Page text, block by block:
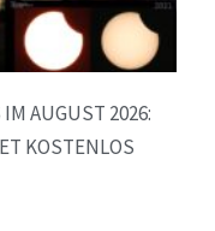
AUGUST 2026:
KOSTENLOS